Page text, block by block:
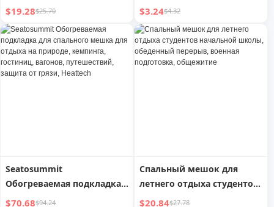
Outdoor Sleeping Bag
$19.28$25.70
из пуха, мешок для
сжатия спального мешка
$3.24$4.32
Seatosummit
Обогреваемая подкладка
для спального мешка для
$70.68$94.24
Спальный мешок для
летнего отдыха студентов
начальной школы,
$20.84$27.78